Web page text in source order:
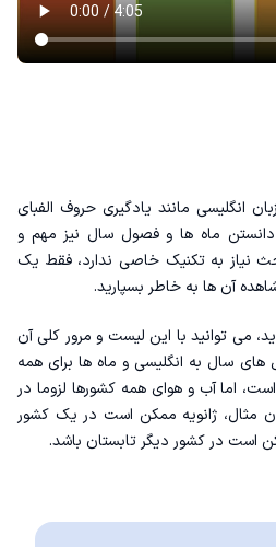
انگلیسی مانند یادگیری حروف الفبای
دانستن ماه ها و فصول سال نیز مهم و
نیاز به تکنیک خاصی ندارد، فقط یک
آن ها به خاطر بسپارید.
می توانید با این لیست و مرور کلی آن
های سال به انگلیسی و ماه ها برای همه
اما آب و هوای همه کشورها لزوما در
مثال، ژانویه ممکن است در یک کشور
است در کشور دیگر تابستان باشد.